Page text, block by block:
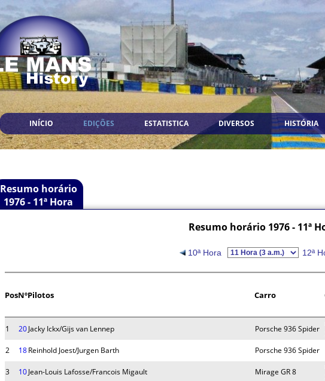
INÍCIO EDIÇÕES ESTATISTICA DIVERSOS HISTÓRIA
Resumo horário
1976 - 11ª Hora
Resumo horário 1976 - 11ª
10ª Hora 12ª
PosNºPilotos Carro
1 20Jacky Ickx/Gijs van Lennep Porsche 936 Spider
2
18Reinhold Joest/Jurgen Barth Porsche 936 Spider
3
10Jean-Louis Lafosse/Francois Migault Mirage GR 8